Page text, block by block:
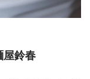
屋鈴春